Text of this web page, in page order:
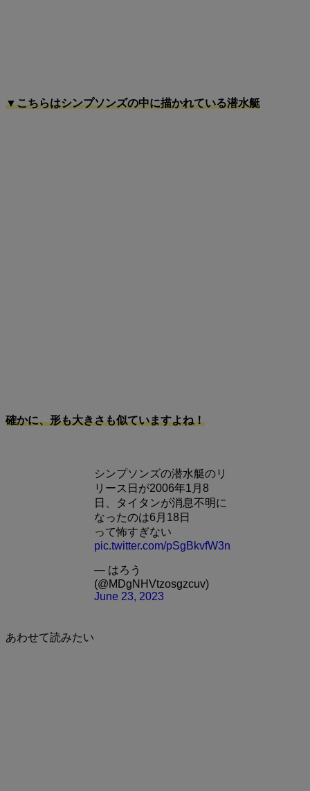
▼こちらはシンプソンズの中に描かれている潜水艇
確かに、形も大きさも似ていますよね！
シンプソンズの潜水艇のリ
リース日が2006年1月8
日、タイタンが消息不明に
なったのは6月18日
って怖すぎない
pic.twitter.com/pSgBkvfW3n
— はろう
(@MDgNHVtzosgzcuv)
June 23, 2023
あわせて読みたい